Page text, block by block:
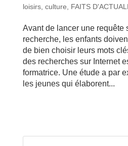
loisirs, culture
FAITS
Avant de lancer une requête
recherche, les enfants
de bien choisir leurs mots
des recherches sur Internet
formatrice. Une étude a par
les jeunes qui élaborent...